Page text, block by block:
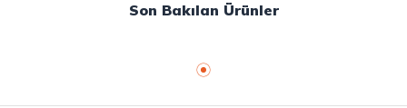
Son Bakılan Ürünler